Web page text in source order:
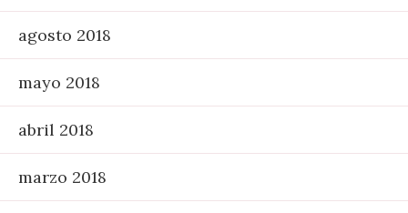
agosto 2018
mayo 2018
abril 2018
marzo 2018